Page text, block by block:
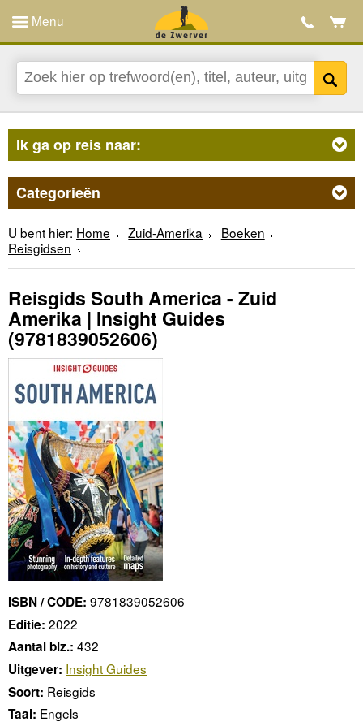
Menu
Ik ga op reis naar:
Categorieën
U bent hier: Home Zuid-Amerika
Boeken
Reisgidsen
Reisgids South America - Zuid
Amerika | Insight Guides
(9781839052606)
ISBN / CODE: 9781839052606
Editie: 2022
Aantal blz.: 432
Uitgever: Insight Guides
Soort: Reisgids
Taal: Engels